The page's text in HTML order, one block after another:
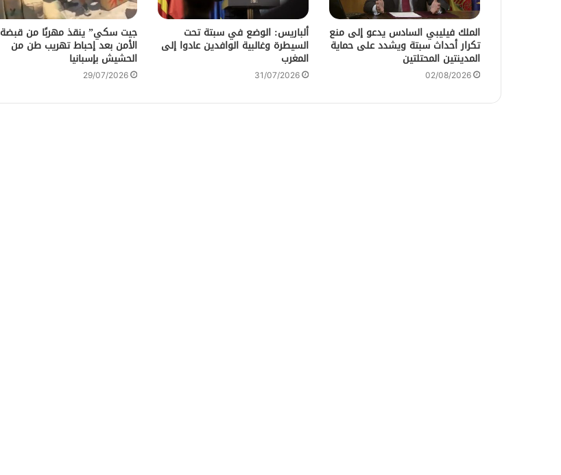
الملك فيليبي السادس يدعو إلى منع
تكرار أحداث سبتة ويشدد على حماية
المدينتين المحتلتين
02/08/2026
ألباريس: الوضع في سبتة تحت
السيطرة وغالبية الوافدين عادوا إلى
المغرب
31/07/2026
جيت سكي” ينقذ مهربًا من قبضة
الأمن بعد إحباط تهريب طن من
الحشيش بإسبانيا
29/07/2026